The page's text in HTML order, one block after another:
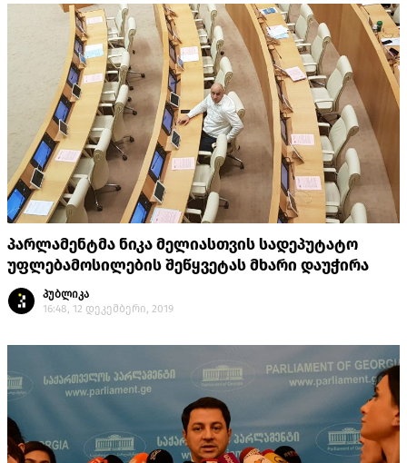
პარლამენტმა ნიკა მელიასთვის სადეპუტატო
უფლებამოსილების შეწყვეტას მხარი დაუჭირა
პუბლიკა
16:48, 12 დეკემბერი, 2019